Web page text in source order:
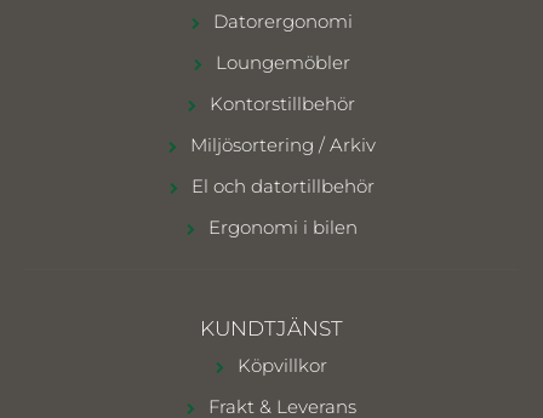
Datorergonomi
Loungemöbler
Kontorstillbehör
Miljösortering / Arkiv
El och datortillbehör
Ergonomi i bilen
KUNDTJÄNST
Köpvillkor
Frakt & Leverans